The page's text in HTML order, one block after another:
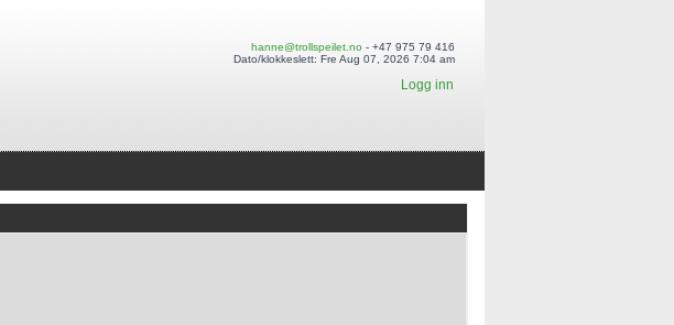
hanne@trollspeilet.no - +47 975 79 416
Dato/klokkeslett: Fre Aug 07, 2026 7:04 am
Logg inn